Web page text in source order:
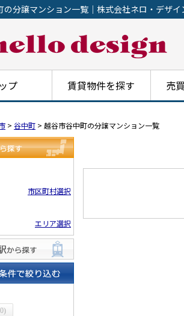
の分譲マンション一覧｜株式会社ネロ・デザイ
プ 賃貸物件を探す 売
> 谷中町 > 越谷市谷中町の分譲マンション一覧
市区町村選択
エリア選択
探す
り込む